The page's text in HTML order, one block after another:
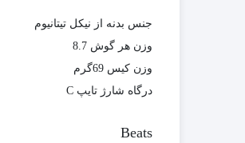
جنس بدنه از نیکل تیتانیوم
وزن هر گوش 8.7
وزن کیس 69گرم
درگاه شارژ تایپ C
Beats